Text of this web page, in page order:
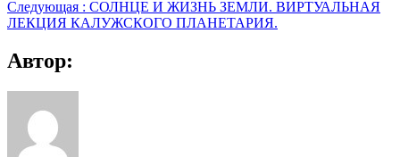
Следующая : СОЛНЦЕ И ЖИЗНЬ ЗЕМЛИ. ВИРТУАЛЬНАЯ
ЛЕКЦИЯ КАЛУЖСКОГО ПЛАНЕТАРИЯ.
Автор: